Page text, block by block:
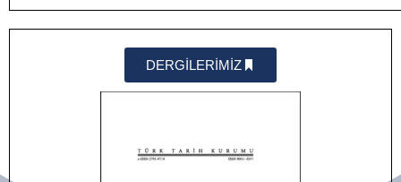
DERGİLERİMİZ